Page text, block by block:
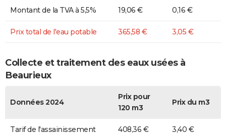
Montant de la TVA à 5,5% 19,06 € 0,16 €
Prix total de l'eau potable 365,58 € 3,05 €
Collecte et traitement des eaux usées à
Beaurieux
Données 2024
Prix pour
120 m3
Prix du m3
Tarif de l'assainissement 408,36 € 3,40 €